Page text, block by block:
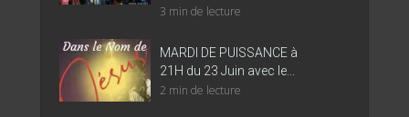
3 min de lecture
MARDI DE PUISSANCE à
21H du 23 Juin avec le...
2 min de lecture